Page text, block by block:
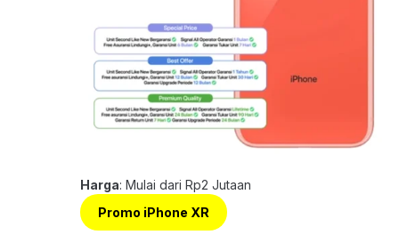
Harga: Mulai dari Rp2 Jutaan
Promo iPhone XR